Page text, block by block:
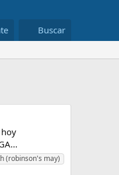
Buscar
(robinson's may)